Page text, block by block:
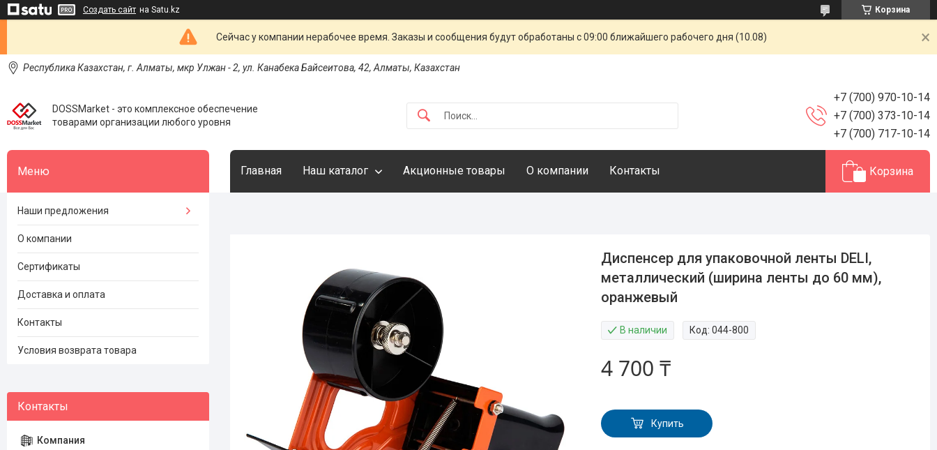
Создать сайт на Satu.kz Корзина
Сейчас у компании нерабочее время. Заказы и сообщения будут обработаны с 09:00 ближайшего рабочего дня (10.08)
Республика Казахстан, г. Алматы, мкр Улжан - 2, ул. Канабека Байсеитова, 42, Алматы, Казахстан
DOSSMarket - это комплексное обеспечение
товарами организации любого уровня
+7 (700) 970-10-14
+7 (700) 373-10-14
+7 (700) 717-10-14
Главная Наш каталог Акционные товары О компании Контакты Корзина
Диспенсер для упаковочной ленты DELI,
металлический (ширина ленты до 60 мм),
оранжевый
В наличии Код:044-800
4 700 ₸
Купить
Наши предложения
О компании
Сертификаты
Доставка и оплата
Контакты
Условия возврата товара